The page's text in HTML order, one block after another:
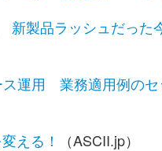
製品ラッシュだった
運用 業務適用例の
える！
（ASCII.jp）